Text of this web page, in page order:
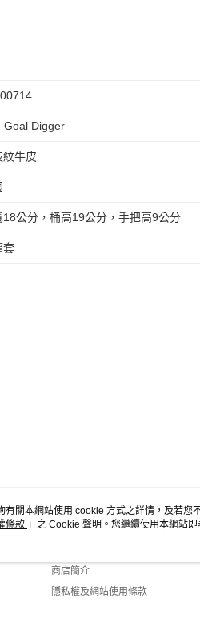
Goal Digger
紋牛皮
18公分，桶高19公分，手把高9公分
套
關於我們
商店簡介
隱私權及網站使用條款
有關本網站使用 cookie 方式之詳情，及若您
條款 」之 Cookie 聲明。您繼續使用本網站